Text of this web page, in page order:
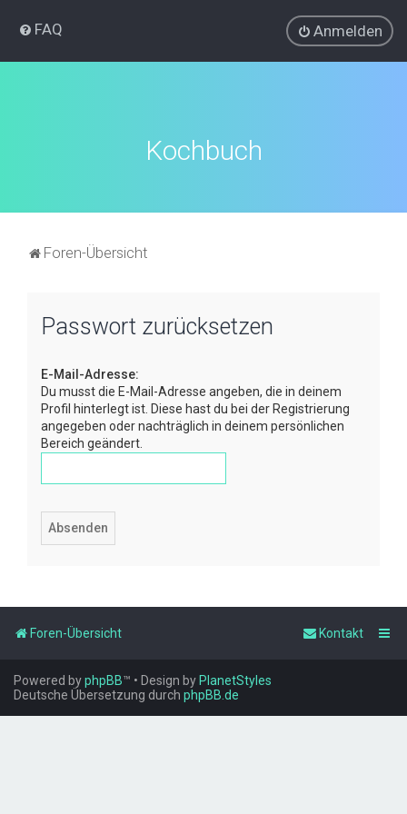
FAQ Anmelden
Kochbuch
Foren-Übersicht
Passwort zurücksetzen
E-Mail-Adresse:
Du musst die E-Mail-Adresse angeben, die in deinem
Profil hinterlegt ist. Diese hast du bei der Registrierung
angegeben oder nachträglich in deinem persönlichen
Bereich geändert.
Foren-Übersicht Kontakt
Powered byphpBB™ • Design byPlanetStyles
Deutsche Übersetzung durch phpBB.de